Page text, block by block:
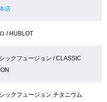
店
/ HUBLOT
ックフュージョン / CLASSIC
ックフュージョン チタニウム